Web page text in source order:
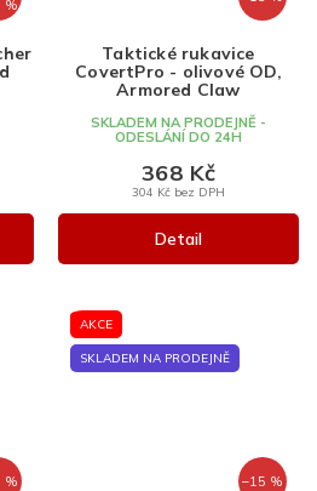
%
Taktické rukavice
CovertPro - olivové OD,
Armored Claw
SKLADEM NA PRODEJNĚ -
ODESLÁNÍ DO 24H
304 Kč bez DPH
368 Kč
Detail
%
AKCE
SKLADEM NA PRODEJNĚ
–15 %